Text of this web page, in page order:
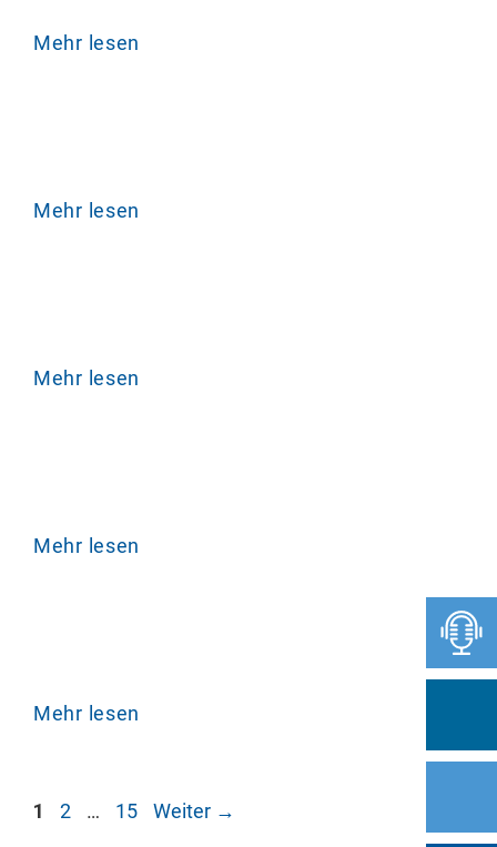
Mehr lesen
Mehr lesen
Mehr lesen
Mehr lesen
Mehr lesen
Seite
1 Seite
2 … Seite
15 Weiter →